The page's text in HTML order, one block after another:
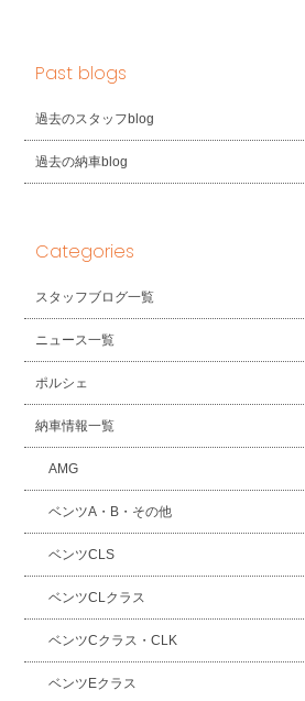
Past blogs
過去のスタッフblog
過去の納車blog
Categories
スタッフブログ一覧
ニュース一覧
ポルシェ
納車情報一覧
AMG
ベンツA・B・その他
ベンツCLS
ベンツCLクラス
ベンツCクラス・CLK
ベンツEクラス